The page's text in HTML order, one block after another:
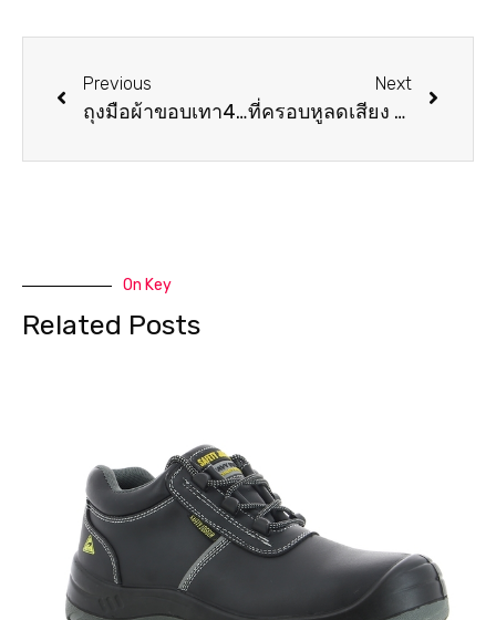
Previous
ถุงมือผ้าขอบเทา4-7ขีด
Next
ที่ครอบหูลดเสียง 3M Optime 95 (H6BV)
On Key
Related Posts